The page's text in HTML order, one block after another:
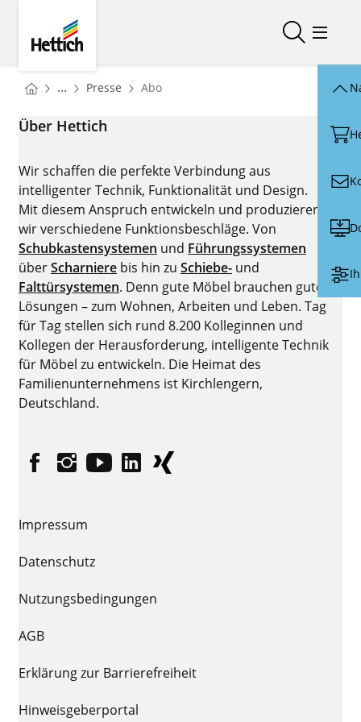
SucheMenü
You are here:
Startseite
... Presse Startseite
Abo
Über Hettich
Wir schaffen die perfekte Verbindung aus
intelligenter Technik, Funktionalität und Design.
Mit diesem Anspruch entwickeln und produzieren
wir verschiedene Funktionsbeschläge. Von
Schubkastensystemen und Führungssystemen
überScharniere bis hin zu Schiebe- und
Falttürsystemen. Denn gute Möbel brauchen gute
Lösungen – zum Wohnen, Arbeiten und Leben. Tag
für Tag stellen sich rund 8.200 Kolleginnen und
Kollegen der Herausforderung, intelligente Technik
für Möbel zu entwickeln. Die Heimat des
Familienunternehmens ist Kirchlengern,
Deutschland.
FacebookInstagram
YouTubelinkedinXING
Impressum
Datenschutz
Nutzungsbedingungen
AGB
Erklärung zur Barrierefreiheit
Hinweisgeberportal